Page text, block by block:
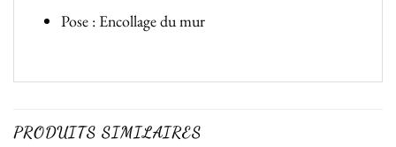
Pose : Encollage du mur
PRODUITS SIMILAIRES